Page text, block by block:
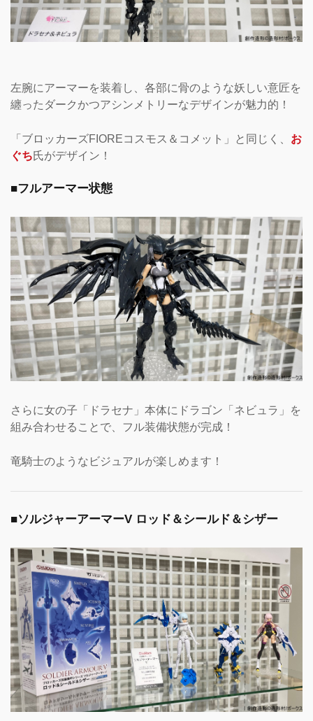
左腕にアーマーを装着し、各部に骨のような妖しい意匠を
纏ったダークかつアシンメトリーなデザインが魅力的！
「ブロッカーズFIOREコスモス＆コメット」と同じく、 お
ぐち氏がデザイン！
■フルアーマー状態
さらに女の子「ドラセナ」本体にドラゴン「ネビュラ」を
組み合わせることで、フル装備状態が完成！
竜騎士のようなビジュアルが楽しめます！
■ソルジャーアーマーV ロッド＆シールド＆シザー